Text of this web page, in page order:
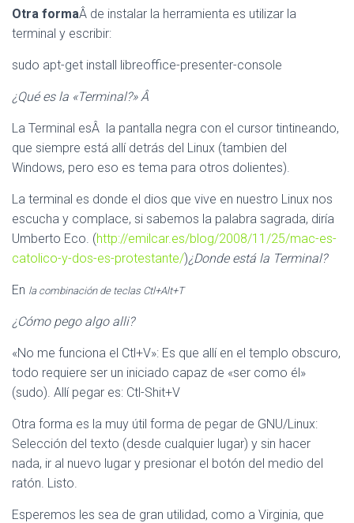
Otra formaÂ de instalar la herramienta es utilizar la
terminal y escribir:
sudo apt-get install libreoffice-presenter-console
¿Qué es la «Terminal?» Â
La Terminal esÂ la pantalla negra con el cursor tintineando,
que siempre está allí detrás del Linux (tambien del
Windows, pero eso es tema para otros dolientes).
La terminal es donde el dios que vive en nuestro Linux nos
escucha y complace, si sabemos la palabra sagrada, diría
Umberto Eco. (http://emilcar.es/blog/2008/11/25/mac-es-
catolico-y-dos-es-protestante/)¿Donde está la Terminal?
En la combinación de teclas Ctl+Alt+T
¿Cómo pego algo alli?
«No me funciona el Ctl+V»: Es que allí en el templo obscuro,
todo requiere ser un iniciado capaz de «ser como él»
(sudo). Allí pegar es: Ctl-Shit+V
Otra forma es la muy útil forma de pegar de GNU/Linux:
Selección del texto (desde cualquier lugar) y sin hacer
nada, ir al nuevo lugar y presionar el botón del medio del
ratón. Listo.
Esperemos les sea de gran utilidad, como a Virginia, que